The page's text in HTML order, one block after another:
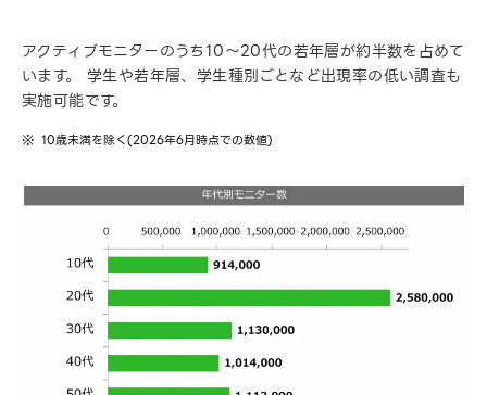
アクティブモニターのうち10～20代の若年層が約半数を占めて
います。 学生や若年層、学生種別ごとなど出現率の低い調査も
実施可能です。
10歳未満を除く(2026年6月時点での数値)